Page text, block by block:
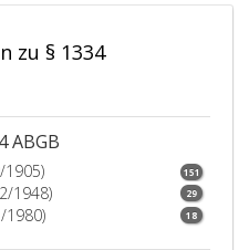
zu § 1334
ABGB
1905) 151
1948) 29
1980) 18